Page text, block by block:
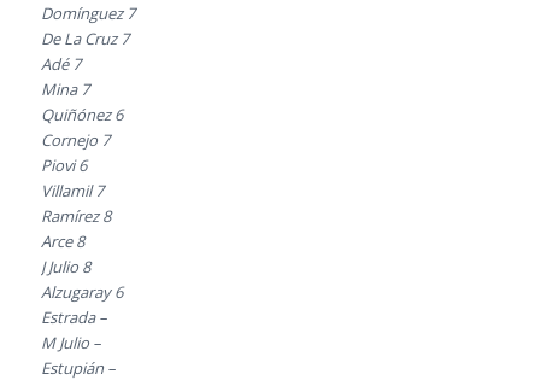
Domínguez 7
De La Cruz 7
Adé 7
Mina 7
Quiñónez 6
Cornejo 7
Piovi 6
Villamil 7
Ramírez 8
Arce 8
J Julio 8
Alzugaray 6
Estrada –
M Julio –
Estupián –